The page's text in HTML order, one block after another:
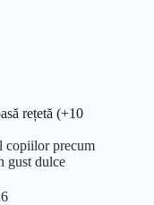
rețetă (+10
copiilor precum
gust dulce